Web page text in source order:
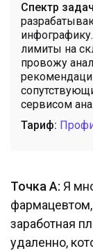
Спектр
лимиты на
провожу
сервисом
Тариф:
Точка А: Я
заработная
удаленно,